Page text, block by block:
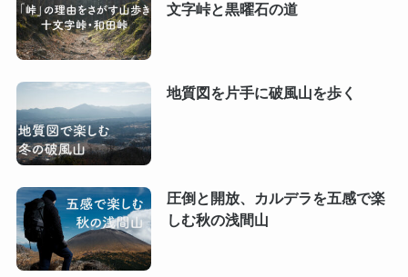
文字峠と黒曜石の道
地質図を片手に破風山を歩く
圧倒と開放、カルデラを五感で楽
しむ秋の浅間山